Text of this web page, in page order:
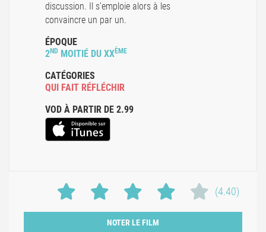
discussion. Il s'emploie alors à les
convaincre un par un.
ÉPOQUE
2ND MOITIÉ DU XXÈME
CATÉGORIES
QUI FAIT RÉFLÉCHIR
VOD À PARTIR DE 2.99
(4.40)
NOTER LE FILM